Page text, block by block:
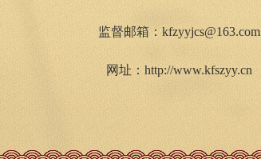
监督邮箱：kfzyyjcs@163.com
网址：http://www.kfszyy.cn